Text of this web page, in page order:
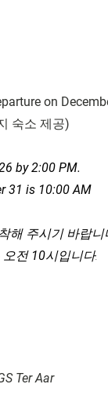
on
숙소 제공)
by 2:00 PM.
31 is 10:00 AM
해 주시기 바랍니
오전 10시입니다.
Ter Aar